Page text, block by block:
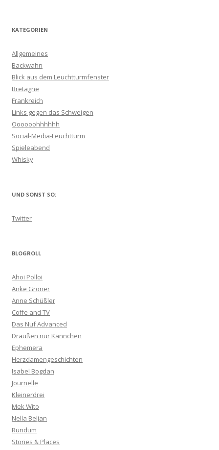
KATEGORIEN
Allgemeines
Backwahn
Blick aus dem Leuchtturmfenster
Bretagne
Frankreich
Links gegen das Schweigen
Oooooohhhhhh
Social-Media-Leuchtturm
Spieleabend
Whisky
UND SONST SO:
Twitter
BLOGROLL
Ahoi Polloi
Anke Gröner
Anne Schüßler
Coffe and TV
Das Nuf Advanced
Draußen nur Kännchen
Ephemera
Herzdamengeschichten
Isabel Bogdan
Journelle
Kleinerdrei
Mek Wito
Nella Beljan
Rundum
Stories & Places